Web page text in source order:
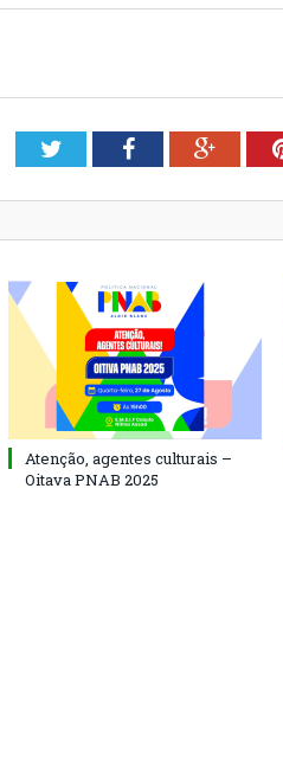
TwitterFacebook
Atenção, agentes culturais –
Oitava PNAB 2025